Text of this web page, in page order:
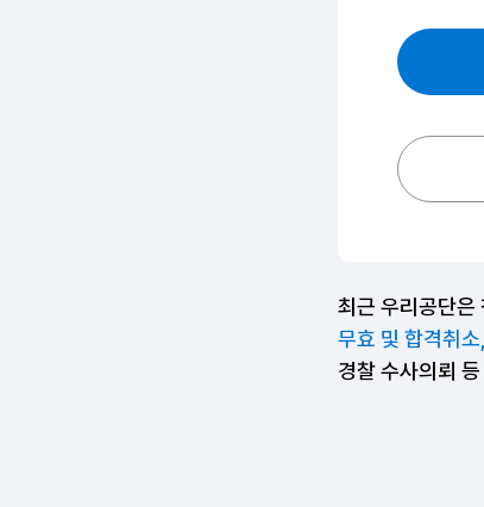
최근 우리공단은
무효 및 합격취소,
경찰 수사의뢰